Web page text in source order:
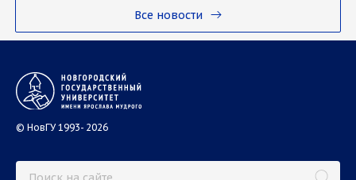
Все новости
© НовГУ 1993- 2026